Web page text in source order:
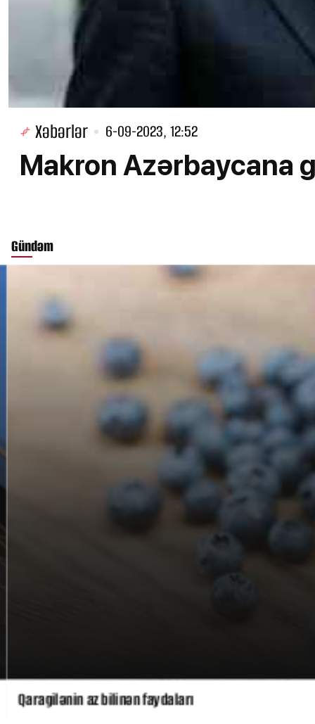
Xəbərlər 6-09-2023, 12:52
Makron Azərbaycana
Gündəm
Qaragilənin az bilinən faydaları